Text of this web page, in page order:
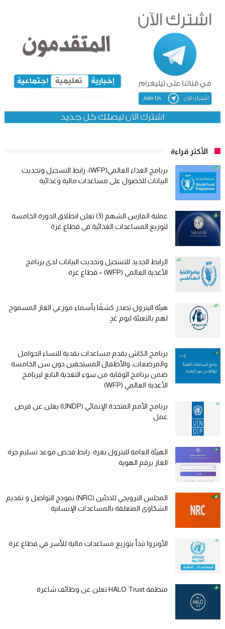
الأكثر قراءة
برنامج الغذاء العالمي(WFP): رابط التسجيل وتحديث
البيانات للحصول على مساعدات مالية وغذائية
عملية الفارس الشهم (3) تعلن انطلاق الدورة الخامسة
لتوزيع المساعدات الغذائية في قطاع غزة
الرابط الجديد للتسجيل وتحديث البيانات لدى برنامج
الأغذية العالمي (WFP) – قطاع غزة
هيئة البترول تصدر كشفًا بأسماء موزعي الغاز المسموح
لهم بالتعبئة ليوم غدٍ
برنامج الكاش يقدم مساعدات نقدية للنساء الحوامل
والمرضعات، والأطفال المستحقين دون سن الخامسة
ضمن برنامج الوقاية من سوء التغذية التابع لبرنامج
الأغذية العالمي (WFP)
برنامج الأمم المتحدة الإنمائي (UNDP) يعلن عن فرص
عمل
الهيئة العامة للبترول بغزة: رابط فحص موعد تسليم جرة
الغاز برقم الهوية
المجلس النرويجي للاجئين (NRC) نموذج التواصل و تقديم
الشكاوى المتعلقة بالمساعدات الإنسانية
الأونروا تبدأ بتوزيع مساعدات مالية للأسر في قطاع غزة
منظمة HALO Trust تعلن عن وظائف شاغرة